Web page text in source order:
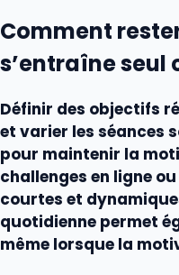
Comment
s’entraîne seul
Définir des objectifs
et varier les séances
pour maintenir la
challenges en ligne
courtes et
quotidienne permet
même lorsque la